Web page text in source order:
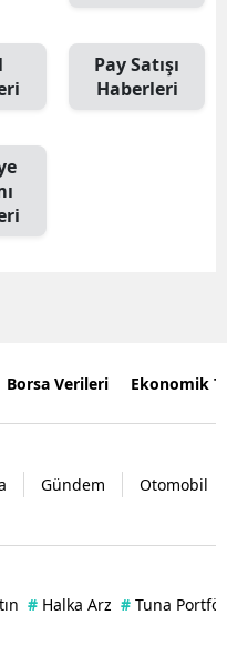
Pay Satışı
Haberleri
Borsa Verileri Ekonomik
Gündem Otomobil
# Halka Arz # Tuna